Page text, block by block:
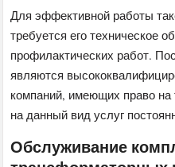
Для эффективной работы
требуется его техническое
профилактических работ.
являются
компаний, имеющих право на
на данный вид услуг
Обслуживание